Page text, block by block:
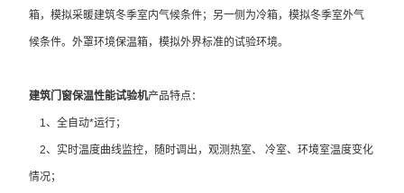
箱，模拟采暖建筑冬季室内气候条件；另一侧为冷箱，模拟冬季室外气
候条件。外罩环境保温箱，模拟外界标准的试验环境。
建筑门窗保温性能试验机产品特点：
1、全自动*运行；
2、实时温度曲线监控，随时调出，观测热室、 冷室、环境室温度变化
情况；